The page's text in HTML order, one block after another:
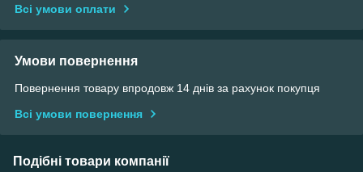
Всі умови оплати
Умови повернення
Повернення товару впродовж 14 днів за рахунок покупця
Всі умови повернення
Подібні товари компанії